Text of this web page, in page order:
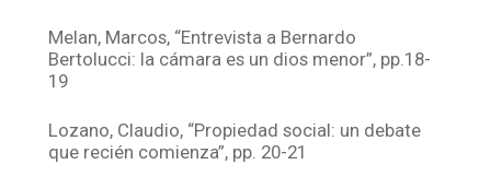
Melan, Marcos, “Entrevista a Bernardo
Bertolucci: la cámara es un dios menor”, pp.18-
19
Lozano, Claudio, “Propiedad social: un debate
que recién comienza”, pp. 20-21